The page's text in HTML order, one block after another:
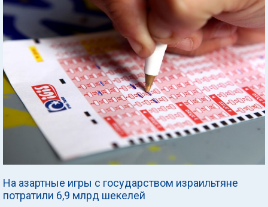
На азартные игры с государством израильтяне
потратили 6,9 млрд шекелей